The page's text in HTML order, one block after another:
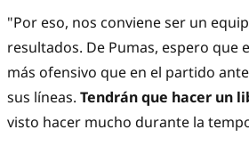
"Por eso, nos conviene ser un
resultados. De Pumas, espero que
más ofensivo que en el partido
sus líneas. Tendrán que hacer un
visto hacer mucho durante la